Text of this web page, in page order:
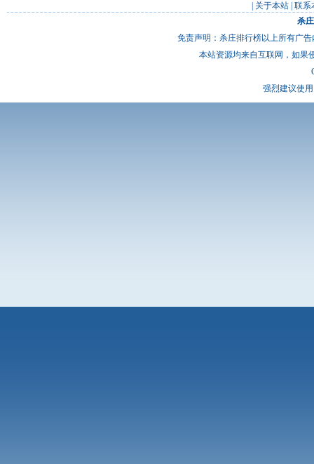
关于本站 联系
杀
免责声明：杀庄排行榜以上所有广
本站资源均来自互联网，如果
强烈建议使